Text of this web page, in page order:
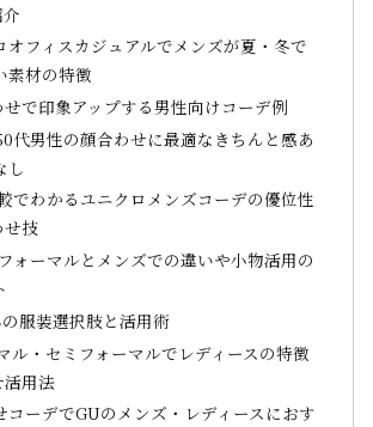
オフィスカジュアルでメンズが夏・冬で
素材の特徴
で印象アップする男性向けコーデ例
代男性の顔合わせに最適なきちんと感あ
し
でわかるユニクロメンズコーデの優位性
せ技
ォーマルとメンズでの違いや小物活用の
服装選択肢と活用術
ル・セミフォーマルでレディースの特徴
活用法
コーデでGUのメンズ・レディースにおす